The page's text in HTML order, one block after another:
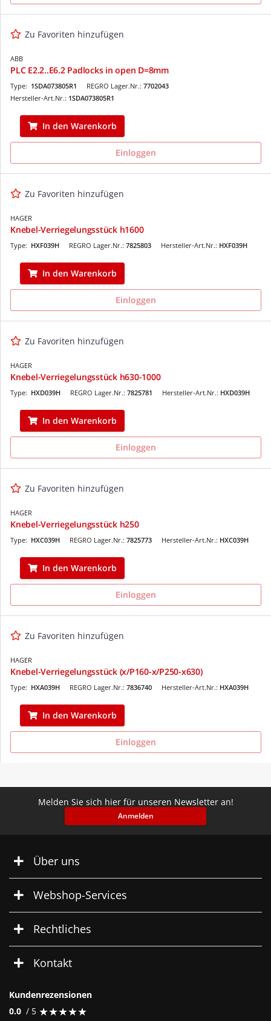
Zu Favoriten hinzufügen
ABB
PLC E2.2..E6.2 Padlocks in open D=8mm
REGRO Lager.Nr.: 7702043
Type: 1SDA073805R1
Hersteller-Art.Nr.: 1SDA073805R1
In den Warenkorb
Einloggen
Zu Favoriten hinzufügen
HAGER
Knebel-Verriegelungsstück h1600
REGRO Lager.Nr.: 7825803
Type: HXF039H Hersteller-Art.Nr.: HXF039H
In den Warenkorb
Einloggen
Zu Favoriten hinzufügen
HAGER
Knebel-Verriegelungsstück h630-1000
REGRO Lager.Nr.: 7825781
Type: HXD039H Hersteller-Art.Nr.: HXD039H
In den Warenkorb
Einloggen
Zu Favoriten hinzufügen
HAGER
Knebel-Verriegelungsstück h250
REGRO Lager.Nr.: 7825773
Type: HXC039H Hersteller-Art.Nr.: HXC039H
In den Warenkorb
Einloggen
Zu Favoriten hinzufügen
HAGER
Knebel-Verriegelungsstück (x/P160-x/P250-x630)
REGRO Lager.Nr.: 7836740
Type: HXA039H Hersteller-Art.Nr.: HXA039H
In den Warenkorb
Einloggen
Melden Sie sich hier für unseren Newsletter an!
Anmelden
Über uns
Webshop-Services
Rechtliches
Kontakt
Kundenrezensionen
0.0 / 5 ★★★★★
★★★★★